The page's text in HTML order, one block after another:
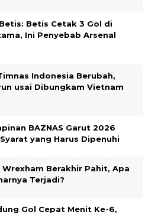
Betis Cetak 3 Gol di
Ini Penyebab Arsenal
Indonesia Berubah,
usai Dibungkam Vietnam
BAZNAS Garut 2026
yang Harus Dipenuhi
Wrexham Berakhir Pahit, Apa
Terjadi?
Gol Cepat Menit Ke-6,